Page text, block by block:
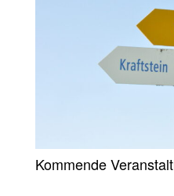
Kommende